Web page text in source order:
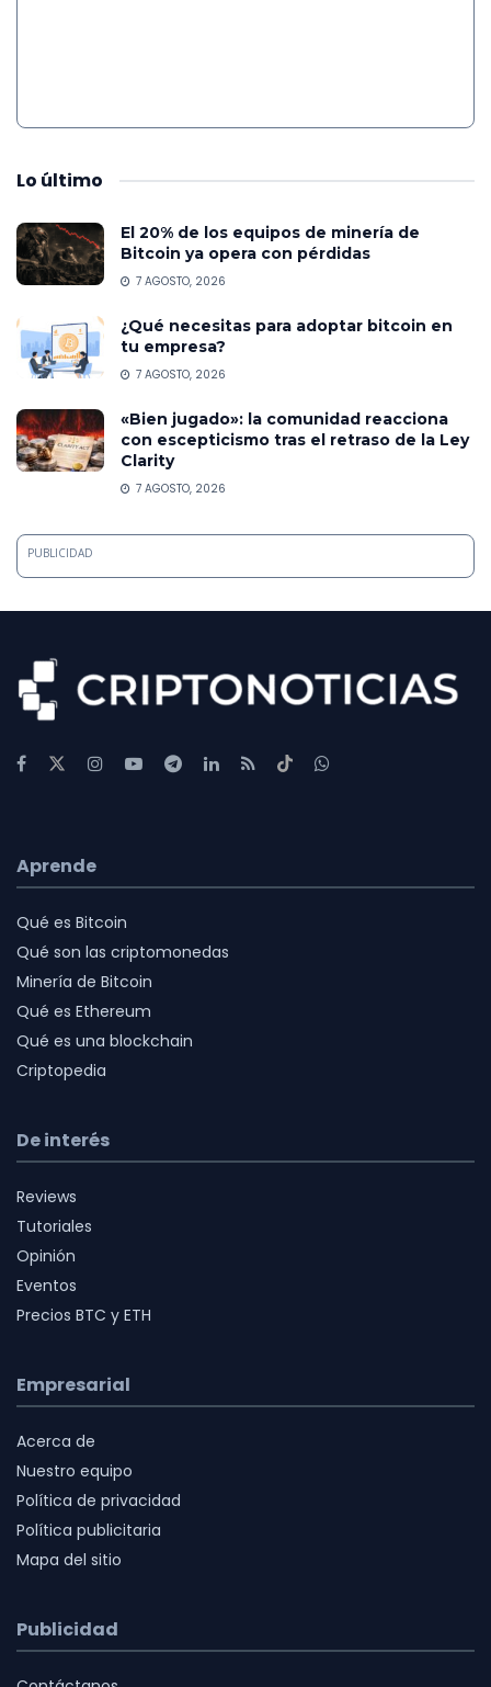
Lo último
El 20% de los equipos de minería de
Bitcoin ya opera con pérdidas
7 AGOSTO, 2026
¿Qué necesitas para adoptar bitcoin en
tu empresa?
7 AGOSTO, 2026
«Bien jugado»: la comunidad reacciona
con escepticismo tras el retraso de la Ley
Clarity
7 AGOSTO, 2026
PUBLICIDAD
Aprende
Qué es Bitcoin
Qué son las criptomonedas
Minería de Bitcoin
Qué es Ethereum
Qué es una blockchain
Criptopedia
De interés
Reviews
Tutoriales
Opinión
Eventos
Precios BTC y ETH
Empresarial
Acerca de
Nuestro equipo
Política de privacidad
Política publicitaria
Mapa del sitio
Publicidad